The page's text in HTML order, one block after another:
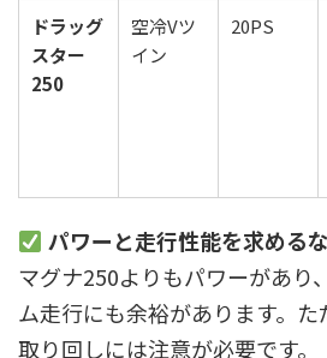
ドラッグ
スター
250
空冷Vツ
イン
20PS
パワーと走行性能を求める
マグナ250よりもパワーがあり
ム走行にも余裕があります。た
取り回しには注意が必要です。